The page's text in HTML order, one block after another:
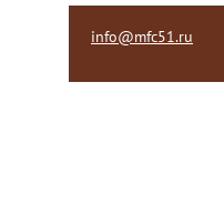
info@mfc51.ru